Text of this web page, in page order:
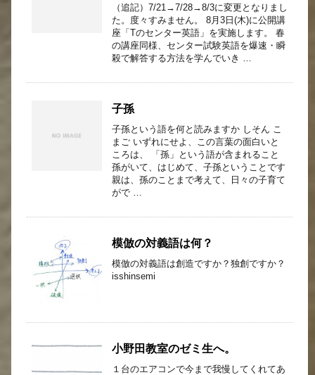
（追記）7/21→7/28→8/3に変更となりまし
た。度々すみません。 8月3日(木)に公開講
座「Tのセンター英語」を実施します。 春
の講座同様、センター試験英語を爆速・瞬
殺で解答する方法を学んでいき …
子孫
子孫という語を何と読みますか しそん こ
まご いずれにせよ、この言葉の面白いと
ころは、 「孫」という語が含まれること
孫がいて、はじめて、子孫ということです
親は、孫のことまで考えて、日々の子育て
がで …
模倣の対義語は何？
模倣の対義語は創造ですか？独創ですか？
isshinsemi
小野田教室のゼミ生へ。
１台のエアコンで今まで我慢してくれてあ